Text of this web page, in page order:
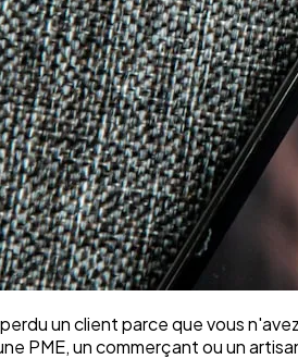
un client parce que vous
PME, un commerçant ou un